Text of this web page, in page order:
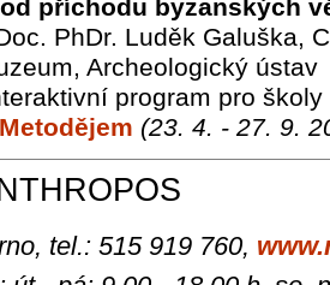
příchodu byzanských
PhDr. Luděk Galuška,
Archeologický ústav
program pro školy
(23. 4. - 27. 9.
tel.: 515 919 760,